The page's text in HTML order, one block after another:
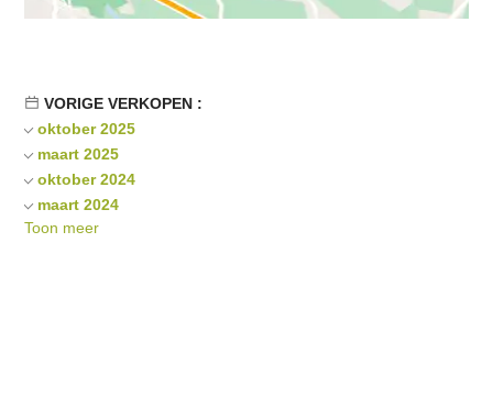
VORIGE VERKOPEN :
oktober 2025
maart 2025
oktober 2024
maart 2024
Toon meer